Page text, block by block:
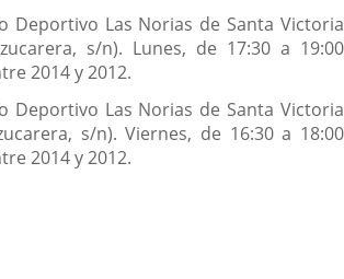
Deportivo Las Norias de Santa Victoria
s/n). Lunes, de 17:30 a 19:00
2014 y 2012.
Deportivo Las Norias de Santa Victoria
s/n). Viernes, de 16:30 a 18:00
2014 y 2012.